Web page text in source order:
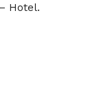
Hotel.